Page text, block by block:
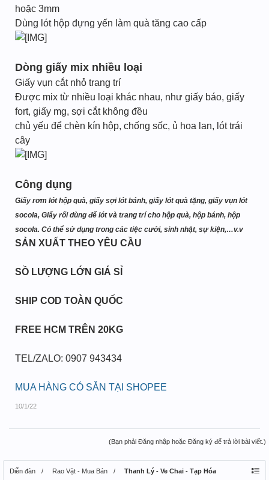
hoặc 3mm
Dùng lót hộp đựng yến làm quà tăng cao cấp
Dòng giấy mix nhiều loại
Giấy vụn cắt nhỏ trang trí
Được mix từ nhiều loại khác nhau, như giấy báo, giấy
fort, giấy mg, sợi cắt không đều
chủ yếu để chèn kín hộp, chống sốc, ủ hoa lan, lót trái
cây
Công dụng
Giấy rơm lót hộp quà, giấy sợi lót bánh, giấy lót quà tặng, giấy vụn lót
socola, Giấy rối dùng để lót và trang trí cho hộp quà, hộp bánh, hộp
socola. Có thể sử dụng trong các tiệc cưới, sinh nhật, sự kiện,…v.v
SẢN XUẤT THEO YÊU CẦU
SỒ LƯỢNG LỚN GIÁ SỈ
SHIP COD TOÀN QUỐC
FREE HCM TRÊN 20KG
TEL/ZALO: 0907 943434
MUA HÀNG CÓ SẴN TẠI SHOPEE
10/1/22
(Bạn phải Đăng nhập hoặc Đăng ký để trả lời bài viết.)
Diễn đàn Rao Vặt - Mua Bán Thanh Lý - Ve Chai - Tạp Hóa